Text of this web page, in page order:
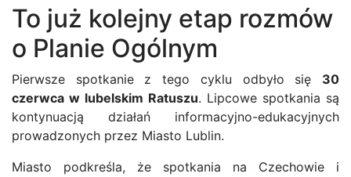
To już kolejny etap rozmów
o Planie Ogólnym
Pierwsze spotkanie z tego cyklu odbyło się 30
czerwca w lubelskim Ratuszu. Lipcowe spotkania są
kontynuacją działań informacyjno-edukacyjnych
prowadzonych przez Miasto Lublin.
Miasto podkreśla, że spotkania na Czechowie i